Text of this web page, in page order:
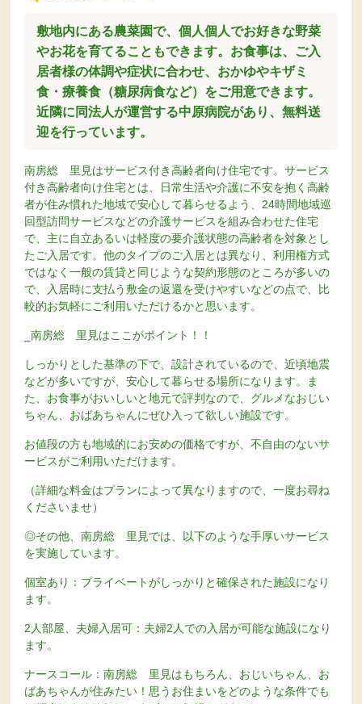
敷地内にある農菜園で、個人個人でお好きな野菜
やお花を育てることもできます。お食事は、ご入
居者様の体調や症状に合わせ、おかゆやキザミ
食・療養食（糖尿病食など）をご用意できます。
近隣に同法人が運営する中原病院があり、無料送
迎を行っています。
南房総 里見はサービス付き高齢者向け住宅です。サービス
付き高齢者向け住宅とは、日常生活や介護に不安を抱く高齢
者が住み慣れた地域で安心して暮らせるよう、24時間地域巡
回型訪問サービスなどの介護サービスを組み合わせた住宅
で、主に自立あるいは軽度の要介護状態の高齢者を対象とし
たご入居です。他のタイプのご入居とは異なり、利用権方式
ではなく一般の賃貸と同じような契約形態のところが多いの
で、入居時に支払う敷金の返還を受けやすいなどの点で、比
較的お気軽にご利用いただけるかと思います。
_南房総 里見はここがポイント！！
しっかりとした基準の下で、設計されているので、近頃地震
などが多いですが、安心して暮らせる場所になります。ま
た、お食事がおいしいと地元で評判なので、グルメなおじい
ちゃん、おばあちゃんにぜひ入って欲しい施設です。
お値段の方も地域的にお安めの価格ですが、不自由のないサ
ービスがご利用いただけます。
（詳細な料金はプランによって異なりますので、一度お尋ね
くださいませ）
◎その他、南房総 里見では、以下のような手厚いサービス
を実施しています。
個室あり：プライベートがしっかりと確保された施設になり
ます。
2人部屋、夫婦入居可：夫婦2人での入居が可能な施設になり
ます。
ナースコール：南房総 里見はもちろん、おじいちゃん、お
ばあちゃんが住みたい！思うお住まいをどのような条件でも